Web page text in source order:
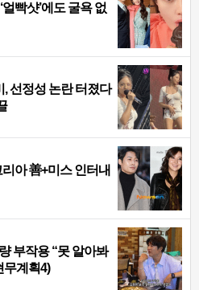
빡샷’에도 굴욕 없
선정성 논란 터졌다
리아 善+미스 인터내
부작용 “못 알아봐
무계획4)